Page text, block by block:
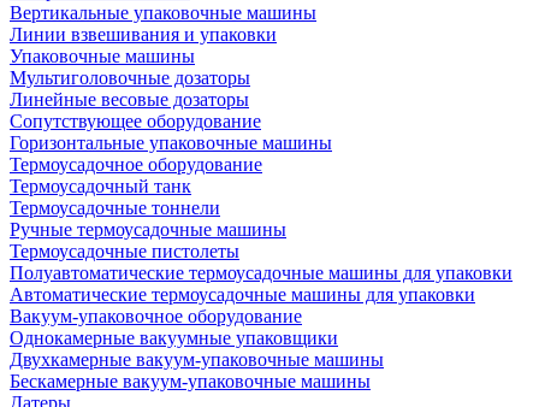
Вертикальные упаковочные машины
Линии взвешивания и упаковки
Упаковочные машины
Мультиголовочные дозаторы
Линейные весовые дозаторы
Сопутствующее оборудование
Горизонтальные упаковочные машины
Термоусадочное оборудование
Термоусадочный танк
Термоусадочные тоннели
Ручные термоусадочные машины
Термоусадочные пистолеты
Полуавтоматические термоусадочные машины для упаковки
Автоматические термоусадочные машины для упаковки
Вакуум-упаковочное оборудование
Однокамерные вакуумные упаковщики
Двухкамерные вакуум-упаковочные машины
Бескамерные вакуум-упаковочные машины
Датеры